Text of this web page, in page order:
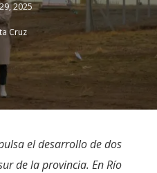
2025
Cruz
el desarrollo de dos
de la provincia. En Río